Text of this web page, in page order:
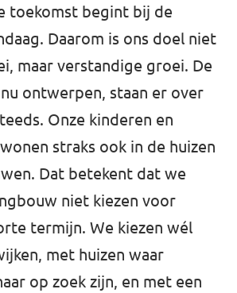
toekomst begint bij de
Daarom is ons doel niet
maar verstandige groei. De
ontwerpen, staan er over
Onze kinderen en
straks ook in de huizen
Dat betekent dat we
niet kiezen voor
termijn. We kiezen wél
met huizen waar
op zoek zijn, en met een